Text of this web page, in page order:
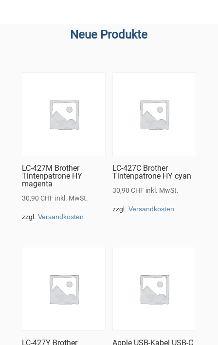
Neue Produkte
LC-427M Brother
Tintenpatrone HY
magenta
30,90 CHF inkl. MwSt.
zzgl. Versandkosten
LC-427C Brother
Tintenpatrone HY cyan
30,90CHF inkl. MwSt.
zzgl.Versandkosten
LC-427Y Brother Apple USB-Kabel USB-C